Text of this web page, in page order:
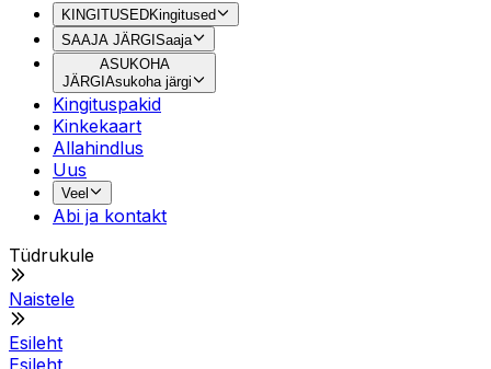
KINGITUSEDKingitused
SAAJA JÄRGISaaja
ASUKOHA
JÄRGI Asukoha järgi
Kingituspakid
Kinkekaart
Allahindlus
Uus
Veel
Abi ja kontakt
Tüdrukule
Naistele
Esileht